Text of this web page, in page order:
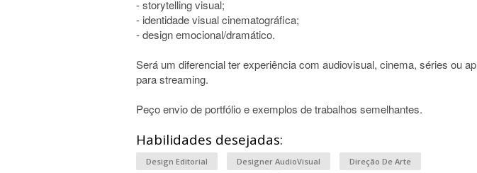
- storytelling visual;
- identidade visual cinematográfica;
- design emocional/dramático.
Será um diferencial ter experiência com audiovisual, cinema, séries ou
para streaming.
Peço envio de portfólio e exemplos de trabalhos semelhantes.
Habilidades desejadas:
Design Editorial Designer AudioVisual
Direção De Arte